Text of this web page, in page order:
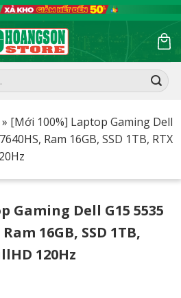
» [Mới 100%] Laptop Gaming Dell
Ram 16GB, SSD 1TB, RTX
Gaming Dell G15 5535
16GB, SSD 1TB,
120Hz